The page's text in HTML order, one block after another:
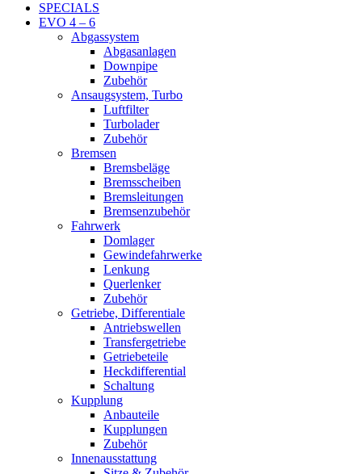
SPECIALS
EVO 4 – 6
Abgassystem
Abgasanlagen
Downpipe
Zubehör
Ansaugsystem, Turbo
Luftfilter
Turbolader
Zubehör
Bremsen
Bremsbeläge
Bremsscheiben
Bremsleitungen
Bremsenzubehör
Fahrwerk
Domlager
Gewindefahrwerke
Lenkung
Querlenker
Zubehör
Getriebe, Differentiale
Antriebswellen
Transfergetriebe
Getriebeteile
Heckdifferential
Schaltung
Kupplung
Anbauteile
Kupplungen
Zubehör
Innenausstattung